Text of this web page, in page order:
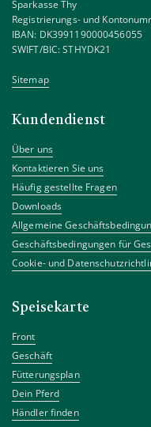
Sparkasse Thy
Registrierungs- und
IBAN: DK3991190000456055
SWIFT/BIC: STHYDK21
Sitemap
Kundendienst
Über uns
Kontaktieren Sie uns
Häufig gestellte Fragen
Downloads
Allgemeine
Geschäftsbedingungen für
Cookie- und
Speisekarte
Front
Geschäft
Fütterungsplan
Dein Pferd
Händler finden